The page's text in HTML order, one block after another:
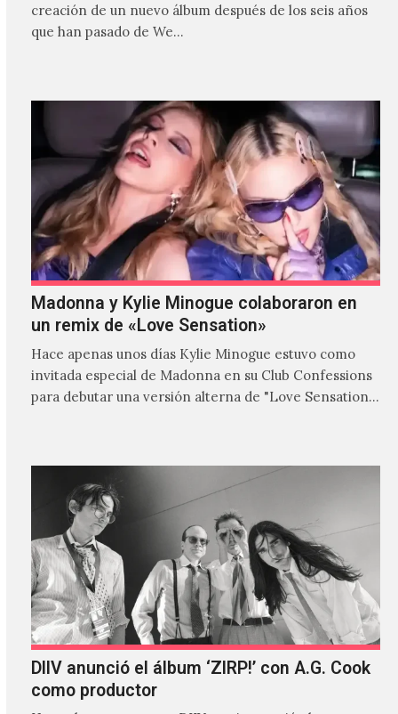
creación de un nuevo álbum después de los seis años
que han pasado de We…
Madonna y Kylie Minogue colaboraron en
un remix de «Love Sensation»
Hace apenas unos días Kylie Minogue estuvo como
invitada especial de Madonna en su Club Confessions
para debutar una versión alterna de "Love Sensation",
DIIV anunció el álbum ‘ZIRP!’ con A.G. Cook
como productor